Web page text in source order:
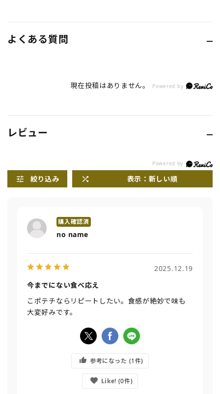
よくある質問
Powered by
現在投稿はありません。
レビュー
絞り込み 表示：新しい順
no name
2025.12.19
今までにない食べ応え
こポテチならリピートしたい。食感が絶妙で味も
大変好みです。
参考になった 1
Like! 0